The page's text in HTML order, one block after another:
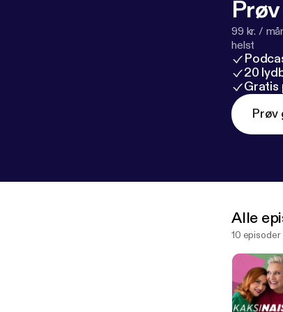
99 kr. /
helst
20
Gratis
Prøv
Alle
10 episoder